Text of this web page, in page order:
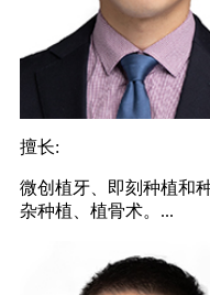
擅长:
微创植牙、即刻种植和
杂种植、植骨术。...